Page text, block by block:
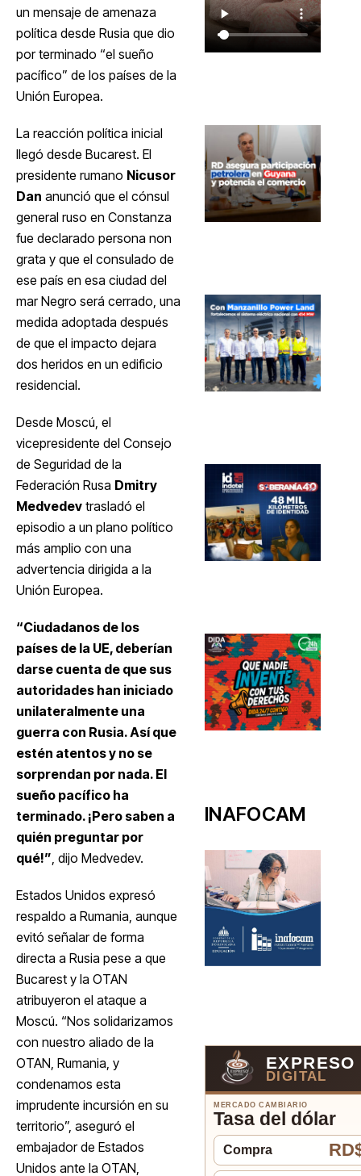
un mensaje de amenaza
política desde Rusia que dio
por terminado “el sueño
pacífico” de los países de la
Unión Europea.
La reacción política inicial
llegó desde Bucarest. El
presidente rumano Nicusor
Dan anunció que el cónsul
general ruso en Constanza
fue declarado persona non
grata y que el consulado de
ese país en esa ciudad del
mar Negro será cerrado, una
medida adoptada después
de que el impacto dejara
dos heridos en un edificio
residencial.
Desde Moscú, el
vicepresidente del Consejo
de Seguridad de la
Federación Rusa Dmitry
Medvedev trasladó el
episodio a un plano político
más amplio con una
advertencia dirigida a la
Unión Europea.
“Ciudadanos de los
países de la UE, deberían
darse cuenta de que sus
autoridades han iniciado
unilateralmente una
guerra con Rusia. Así que
estén atentos y no se
sorprendan por nada. El
sueño pacífico ha
terminado. ¡Pero saben a
quién preguntar por
qué!” , dijo Medvedev.
Estados Unidos expresó
respaldo a Rumania, aunque
evitó señalar de forma
directa a Rusia pese a que
Bucarest y la OTAN
atribuyeron el ataque a
Moscú. “Nos solidarizamos
con nuestro aliado de la
OTAN, Rumania, y
condenamos esta
imprudente incursión en su
territorio”, aseguró el
embajador de Estados
Unidos ante la OTAN,
INAFOCAM
EXPRESO
DIGITAL
MERCADO CAMBIARIO
Tasa del dólar
Compra